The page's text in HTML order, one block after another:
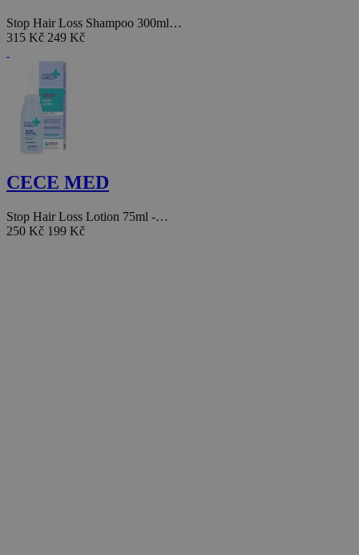
Stop Hair Loss Shampoo 300ml…
315 Kč 249 Kč
CECE MED
Stop Hair Loss Lotion 75ml -…
250 Kč 199 Kč